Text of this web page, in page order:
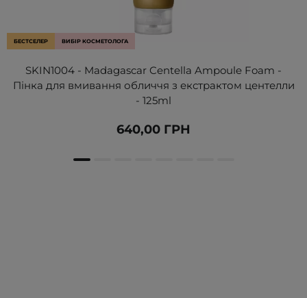
БЕСТСЕЛЕР ВИБІР КОСМЕТОЛОГА
SKIN1004 - Madagascar Centella Ampoule Foam -
Пінка для вмивання обличчя з екстрактом центелли
- 125ml
640,00 ГРН